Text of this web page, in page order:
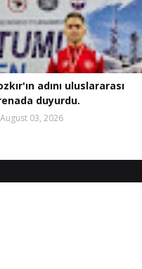
adını uluslararası
duyurdu.
August 03, 2026